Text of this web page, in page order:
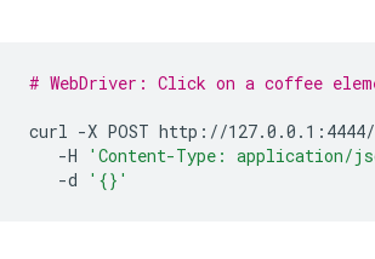
# WebDriver: Click on a coffee
curl -X POST
-H
'Content-Type: application/
-d
'{}'